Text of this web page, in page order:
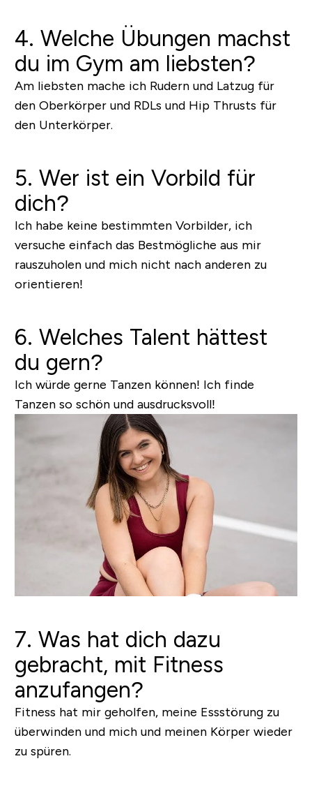
4. Welche Übungen machst
du im Gym am liebsten?
Am liebsten mache ich Rudern und Latzug für
den Oberkörper und RDLs und Hip Thrusts für
den Unterkörper.
5. Wer ist ein Vorbild für
dich?
Ich habe keine bestimmten Vorbilder, ich
versuche einfach das Bestmögliche aus mir
rauszuholen und mich nicht nach anderen zu
orientieren!
6. Welches Talent hättest
du gern?
Ich würde gerne Tanzen können! Ich finde
Tanzen so schön und ausdrucksvoll!
7. Was hat dich dazu
gebracht, mit Fitness
anzufangen?
Fitness hat mir geholfen, meine Essstörung zu
überwinden und mich und meinen Körper wieder
zu spüren.